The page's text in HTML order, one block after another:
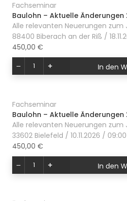
Fachseminar
Baulohn – Aktuelle Änderungen
Alle relevanten Neuerungen zum
88400 Biberach an der Riß /
450,00 €
In den
Fachseminar
Baulohn – Aktuelle Änderungen
Alle relevanten Neuerungen zum
33602 Bielefeld / 10.11.2026 /
450,00 €
In den